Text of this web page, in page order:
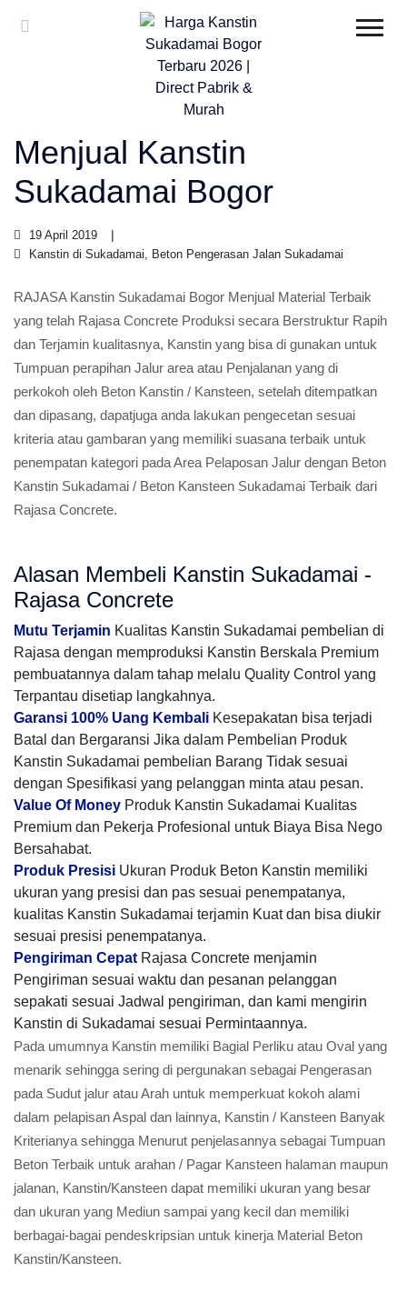
Menjual Kanstin
Sukadamai Bogor
19 April 2019
Kanstin di Sukadamai, Beton Pengerasan Jalan Sukadamai
RAJASA Kanstin Sukadamai Bogor Menjual Material Terbaik
yang telah Rajasa Concrete Produksi secara Berstruktur Rapih
dan Terjamin kualitasnya, Kanstin yang bisa di gunakan untuk
Tumpuan perapihan Jalur area atau Penjalanan yang di
perkokoh oleh Beton Kanstin / Kansteen, setelah ditempatkan
dan dipasang, dapatjuga anda lakukan pengecetan sesuai
kriteria atau gambaran yang memiliki suasana terbaik untuk
penempatan kategori pada Area Pelaposan Jalur dengan Beton
Kanstin Sukadamai / Beton Kansteen Sukadamai Terbaik dari
Rajasa Concrete.
Alasan Membeli Kanstin Sukadamai -
Rajasa Concrete
Mutu Terjamin Kualitas Kanstin Sukadamai pembelian di
Rajasa dengan memproduksi Kanstin Berskala Premium
pembuatannya dalam tahap melalu Quality Control yang
Terpantau disetiap langkahnya.
Garansi 100% Uang Kembali Kesepakatan bisa terjadi
Batal dan Bergaransi Jika dalam Pembelian Produk
Kanstin Sukadamai pembelian Barang Tidak sesuai
dengan Spesifikasi yang pelanggan minta atau pesan.
Value Of Money Produk Kanstin Sukadamai Kualitas
Premium dan Pekerja Profesional untuk Biaya Bisa Nego
Bersahabat.
Produk Presisi Ukuran Produk Beton Kanstin memiliki
ukuran yang presisi dan pas sesuai penempatanya,
kualitas Kanstin Sukadamai terjamin Kuat dan bisa diukir
sesuai presisi penempatanya.
Pengiriman Cepat Rajasa Concrete menjamin
Pengiriman sesuai waktu dan pesanan pelanggan
sepakati sesuai Jadwal pengiriman, dan kami mengirin
Kanstin di Sukadamai sesuai Permintaannya.
Pada umumnya Kanstin memiliki Bagial Perliku atau Oval yang
menarik sehingga sering di pergunakan sebagai Pengerasan
pada Sudut jalur atau Arah untuk memperkuat kokoh alami
dalam pelapisan Aspal dan lainnya, Kanstin / Kansteen Banyak
Kriterianya sehingga Menurut penjelasannya sebagai Tumpuan
Beton Terbaik untuk arahan / Pagar Kansteen halaman maupun
jalanan, Kanstin/Kansteen dapat memiliki ukuran yang besar
dan ukuran yang Mediun sampai yang kecil dan memiliki
berbagai-bagai pendeskripsian untuk kinerja Material Beton
Kanstin/Kansteen.